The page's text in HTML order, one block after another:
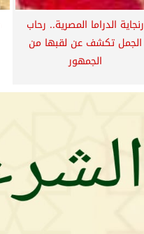
رنجاية الدراما المصرية.. رحاب
الجمل تكشف عن لقبها من
الجمهور